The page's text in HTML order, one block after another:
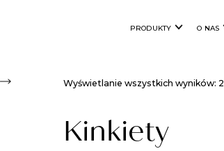
PRODUKTY O NAS
Wyświetlanie wszystkich wyników: 2
Kinkiety​